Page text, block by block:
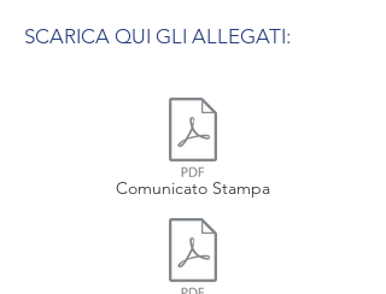
SCARICA QUI GLI ALLEGATI:
Comunicato Stampa